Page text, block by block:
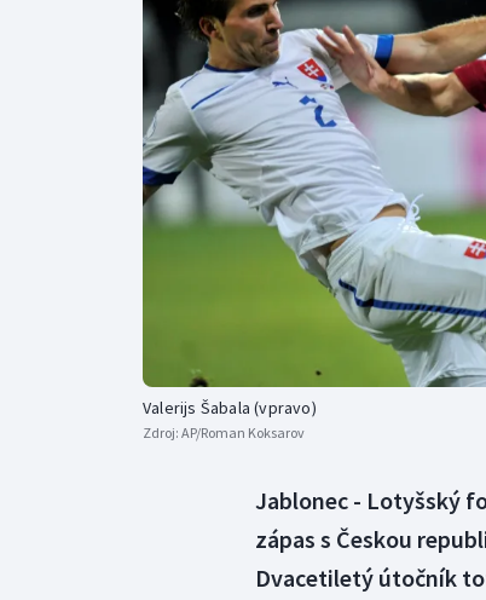
Curling
Dostihy
Florbal
Golf
Gymnastika
Valerijs Šabala (vpravo)
Zdroj: AP/Roman Koksarov
Jablonec - Lotyšský
zápas s Českou
Dvacetiletý útočník